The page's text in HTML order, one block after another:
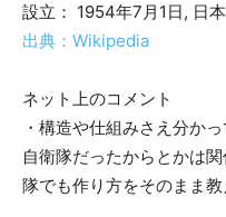
設立： 1954年7月1日, 日本
出典：Wikipedia
ネット上のコメント
・構造や仕組みさえ分か
自衛隊だったからとかは
隊でも作り方をそのまま